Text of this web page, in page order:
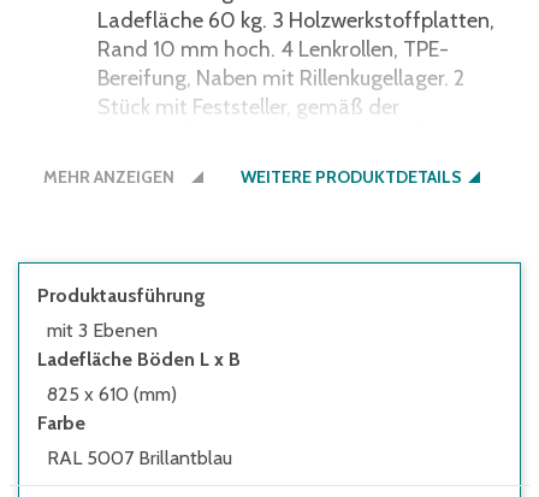
Ladefläche 60 kg. 3 Holzwerkstoffplatten,
Rand 10 mm hoch. 4 Lenkrollen, TPE-
Bereifung, Naben mit Rillenkugellager. 2
Stück mit Feststeller, gemäß der
von Plattformwagen).
MEHR ANZEIGEN WEITERE PRODUKTDETAILS
Produktausführung
mit 3 Ebenen
Ladefläche Böden L x B
825 x 610 (mm)
Farbe
RAL 5007 Brillantblau